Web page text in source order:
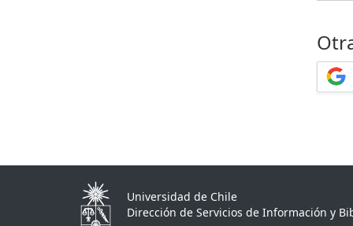
Universidad de Chile
Dirección de Servicios de Información y